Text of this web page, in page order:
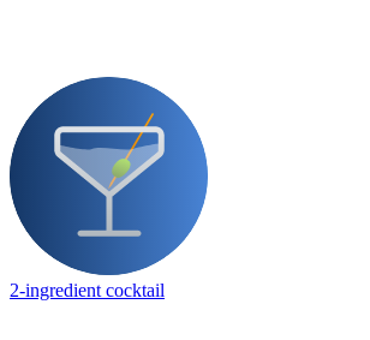
2-ingredient cocktail